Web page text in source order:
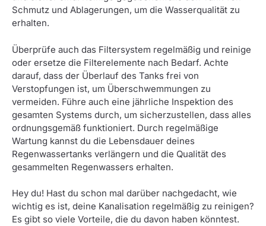
Schmutz und Ablagerungen, um die Wasserqualität zu
erhalten.
Überprüfe auch das Filtersystem regelmäßig und reinige
oder ersetze die Filterelemente nach Bedarf. Achte
darauf, dass der Überlauf des Tanks frei von
Verstopfungen ist, um Überschwemmungen zu
vermeiden. Führe auch eine jährliche Inspektion des
gesamten Systems durch, um sicherzustellen, dass alles
ordnungsgemäß funktioniert. Durch regelmäßige
Wartung kannst du die Lebensdauer deines
Regenwassertanks verlängern und die Qualität des
gesammelten Regenwassers erhalten.
Hey du! Hast du schon mal darüber nachgedacht, wie
wichtig es ist, deine Kanalisation regelmäßig zu reinigen?
Es gibt so viele Vorteile, die du davon haben könntest.